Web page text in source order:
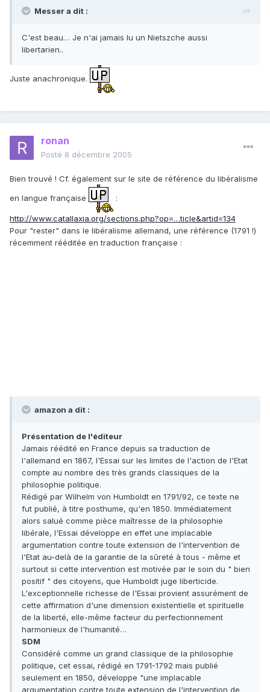
Messer a dit :
C'est beau… Je n'ai jamais lu un Nietszche aussi
libertarien..
Juste anachronique.
ronan
Posté 8 décembre 2005
Bien trouvé ! Cf. également sur le site de référence du libéralisme
en langue française
:
http://www.catallaxia.org/sections.php?op=…ticle&artid=134
Pour "rester" dans le libéralisme allemand, une référence (1791 !)
récemment rééditée en traduction française :
amazon a dit :
Présentation de l'éditeur
Jamais réédité en France depuis sa traduction de
l'allemand en 1867, l'Essai sur les limites de l'action de l'Etat
compte au nombre des très grands classiques de la
philosophie politique.
Rédigé par Wilhelm von Humboldt en 1791/92, ce texte ne
fut publié, à titre posthume, qu'en 1850. Immédiatement
alors salué comme pièce maîtresse de la philosophie
libérale, l'Essai développe en effet une implacable
argumentation contre toute extension de l'intervention de
l'Etat au-delà de la garantie de la sûreté à tous - même et
surtout si cette intervention est motivée par le soin du " bien
positif " des citoyens, que Humboldt juge liberticide.
L'exceptionnelle richesse de l'Essai provient assurément de
cette affirmation d'une dimension existentielle et spirituelle
de la liberté, elle-même facteur du perfectionnement
harmonieux de l'humanité…
SDM
Considéré comme un grand classique de la philosophie
politique, cet essai, rédigé en 1791-1792 mais publié
seulement en 1850, développe "une implacable
argumentation contre toute extension de l'intervention de